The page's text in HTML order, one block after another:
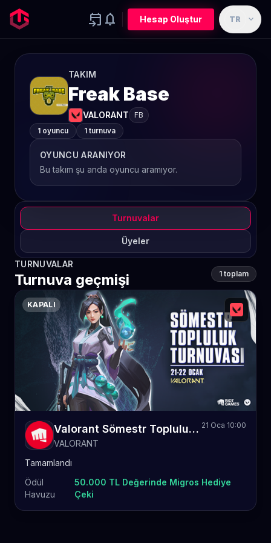
event_upcoming notifications Hesap Oluştur TR expand_more
TAKIM
Freak Base
VALORANT
FB
1 oyuncu
1 turnuva
OYUNCU ARANIYOR
Bu takım şu anda oyuncu aramıyor.
Turnuvalar
Üyeler
TURNUVALAR
Turnuva geçmişi 1 toplam
KAPALI
Valorant Sömestr Topluluk Turnuvası 1
VALORANT
21 Oca 10:00
Tamamlandı
Ödül
Havuzu
50.000 TL Değerinde Migros Hediye
Çeki